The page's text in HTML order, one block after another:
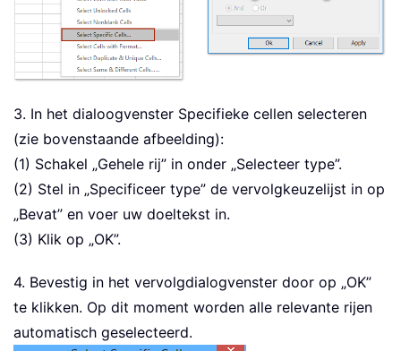
3. In het dialoogvenster Specifieke cellen selecteren
(zie bovenstaande afbeelding):
(1) Schakel „Gehele rij” in onder „Selecteer type”.
(2) Stel in „Specificeer type” de vervolgkeuzelijst in op
„Bevat” en voer uw doeltekst in.
(3) Klik op „OK”.
4. Bevestig in het vervolgdialogvenster door op „OK”
te klikken. Op dit moment worden alle relevante rijen
automatisch geselecteerd.